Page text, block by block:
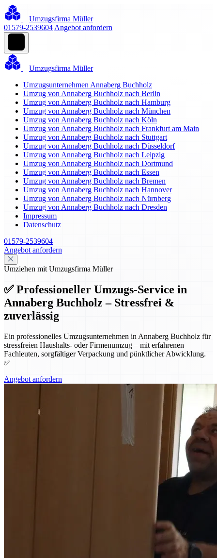
Umzugsfirma Müller
01579-2539604 Angebot anfordern
Umzugsfirma Müller
Umzugsunternehmen Annaberg Buchholz
Umzug von Annaberg Buchholz nach Berlin
Umzug von Annaberg Buchholz nach Hamburg
Umzug von Annaberg Buchholz nach München
Umzug von Annaberg Buchholz nach Köln
Umzug von Annaberg Buchholz nach Frankfurt am Main
Umzug von Annaberg Buchholz nach Stuttgart
Umzug von Annaberg Buchholz nach Düsseldorf
Umzug von Annaberg Buchholz nach Leipzig
Umzug von Annaberg Buchholz nach Dortmund
Umzug von Annaberg Buchholz nach Essen
Umzug von Annaberg Buchholz nach Bremen
Umzug von Annaberg Buchholz nach Hannover
Umzug von Annaberg Buchholz nach Nürnberg
Umzug von Annaberg Buchholz nach Dresden
Impressum
Datenschutz
01579-2539604
Angebot anfordern
Umziehen mit Umzugsfirma Müller
✅ Professioneller Umzugs-Service in
Annaberg Buchholz – Stressfrei &
zuverlässig
Ein professionelles Umzugsunternehmen in Annaberg Buchholz für
stressfreien Haushalts- oder Firmenumzug – mit erfahrenen
Fachleuten, sorgfältiger Verpackung und pünktlicher Abwicklung.
✅
Angebot anfordern